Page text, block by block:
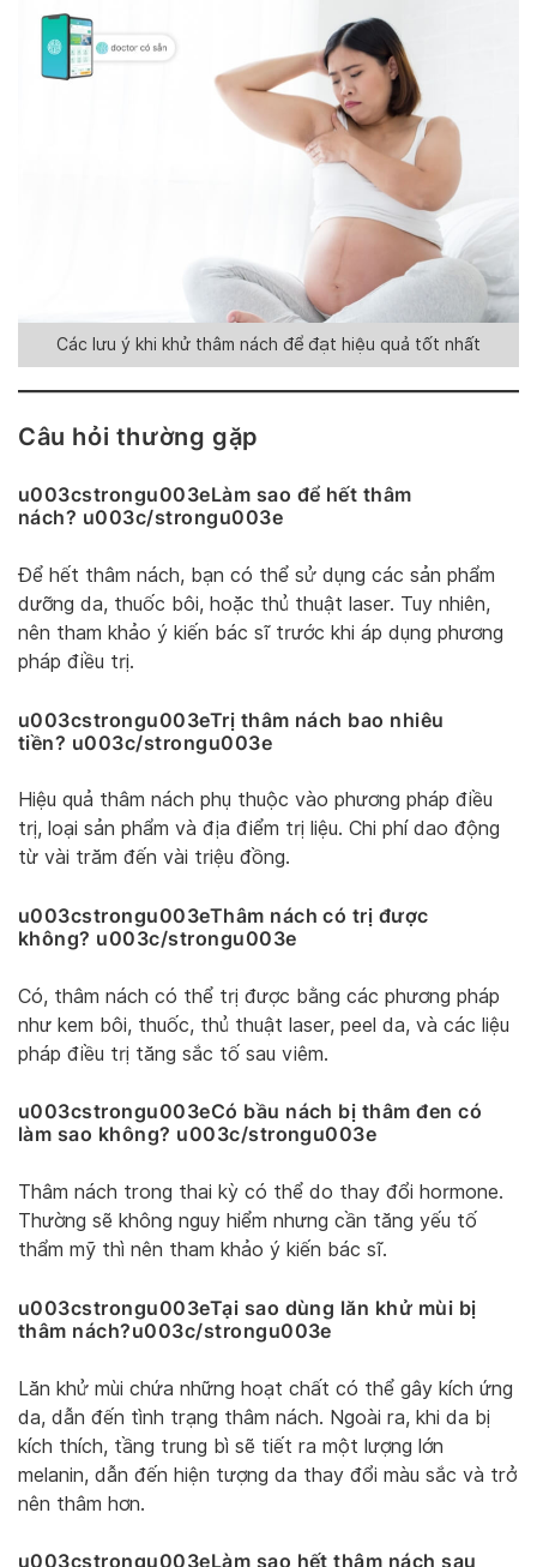
Các lưu ý khi khử thâm nách để đạt hiệu quả tốt nhất
Câu hỏi thường gặp
u003cstrongu003eLàm sao để hết thâm
nách? u003c/strongu003e
Để hết thâm nách, bạn có thể sử dụng các sản phẩm
dưỡng da, thuốc bôi, hoặc thủ thuật laser. Tuy nhiên,
nên tham khảo ý kiến bác sĩ trước khi áp dụng phương
pháp điều trị.
u003cstrongu003eTrị thâm nách bao nhiêu
tiền? u003c/strongu003e
Hiệu quả thâm nách phụ thuộc vào phương pháp điều
trị, loại sản phẩm và địa điểm trị liệu. Chi phí dao động
từ vài trăm đến vài triệu đồng.
u003cstrongu003eThâm nách có trị được
không? u003c/strongu003e
Có, thâm nách có thể trị được bằng các phương pháp
như kem bôi, thuốc, thủ thuật laser, peel da, và các liệu
pháp điều trị tăng sắc tố sau viêm.
u003cstrongu003eCó bầu nách bị thâm đen có
làm sao không? u003c/strongu003e
Thâm nách trong thai kỳ có thể do thay đổi hormone.
Thường sẽ không nguy hiểm nhưng cần tăng yếu tố
thẩm mỹ thì nên tham khảo ý kiến bác sĩ.
u003cstrongu003eTại sao dùng lăn khử mùi bị
thâm nách?u003c/strongu003e
Lăn khử mùi chứa những hoạt chất có thể gây kích ứng
da, dẫn đến tình trạng thâm nách. Ngoài ra, khi da bị
kích thích, tầng trung bì sẽ tiết ra một lượng lớn
melanin, dẫn đến hiện tượng da thay đổi màu sắc và trở
nên thâm hơn.
u003cstrongu003eLàm sao hết thâm nách sau